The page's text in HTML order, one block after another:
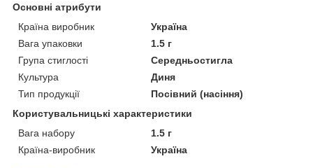
Основні атрибути
Країна виробник
Україна
Вага упаковки
1.5 г
Група стиглості
Середньостигла
Культура
Диня
Тип продукції
Посівний (насіння)
Користувальницькі характеристики
Вага набору
1.5 г
Країна-виробник
Україна